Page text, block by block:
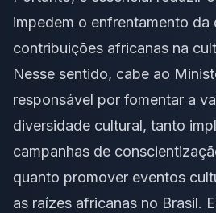
impedem o enfrentamento
contribuições africanas na
Nesse sentido, cabe ao
responsável por fomentar a
diversidade cultural, tanto
campanhas de
quanto promover eventos
as raízes africanas no Brasil.